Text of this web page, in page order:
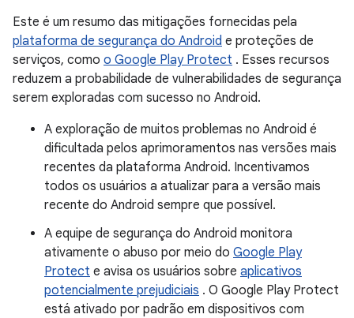
Este é um resumo das mitigações fornecidas pela
plataforma de segurança do Android e proteções de
serviços, como o Google Play Protect . Esses recursos
reduzem a probabilidade de vulnerabilidades de segurança
serem exploradas com sucesso no Android.
A exploração de muitos problemas no Android é
dificultada pelos aprimoramentos nas versões mais
recentes da plataforma Android. Incentivamos
todos os usuários a atualizar para a versão mais
recente do Android sempre que possível.
A equipe de segurança do Android monitora
ativamente o abuso por meio do Google Play
Protect e avisa os usuários sobre aplicativos
potencialmente prejudiciais . O Google Play Protect
está ativado por padrão em dispositivos com